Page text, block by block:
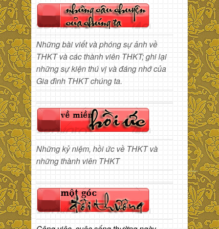
Những bài viết và phóng sự ảnh về
THKT và các thành viên THKT; ghi lại
những sự kiện thú vị và đáng nhớ của
Gia đình THKT chúng ta.
Những kỷ niệm, hồi ức về THKT và
những thành viên THKT